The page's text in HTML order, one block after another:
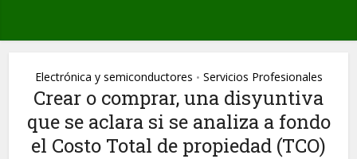
Electrónica y semiconductores • Servicios Profesionales
Crear o comprar, una disyuntiva
que se aclara si se analiza a fondo
el Costo Total de propiedad (TCO)